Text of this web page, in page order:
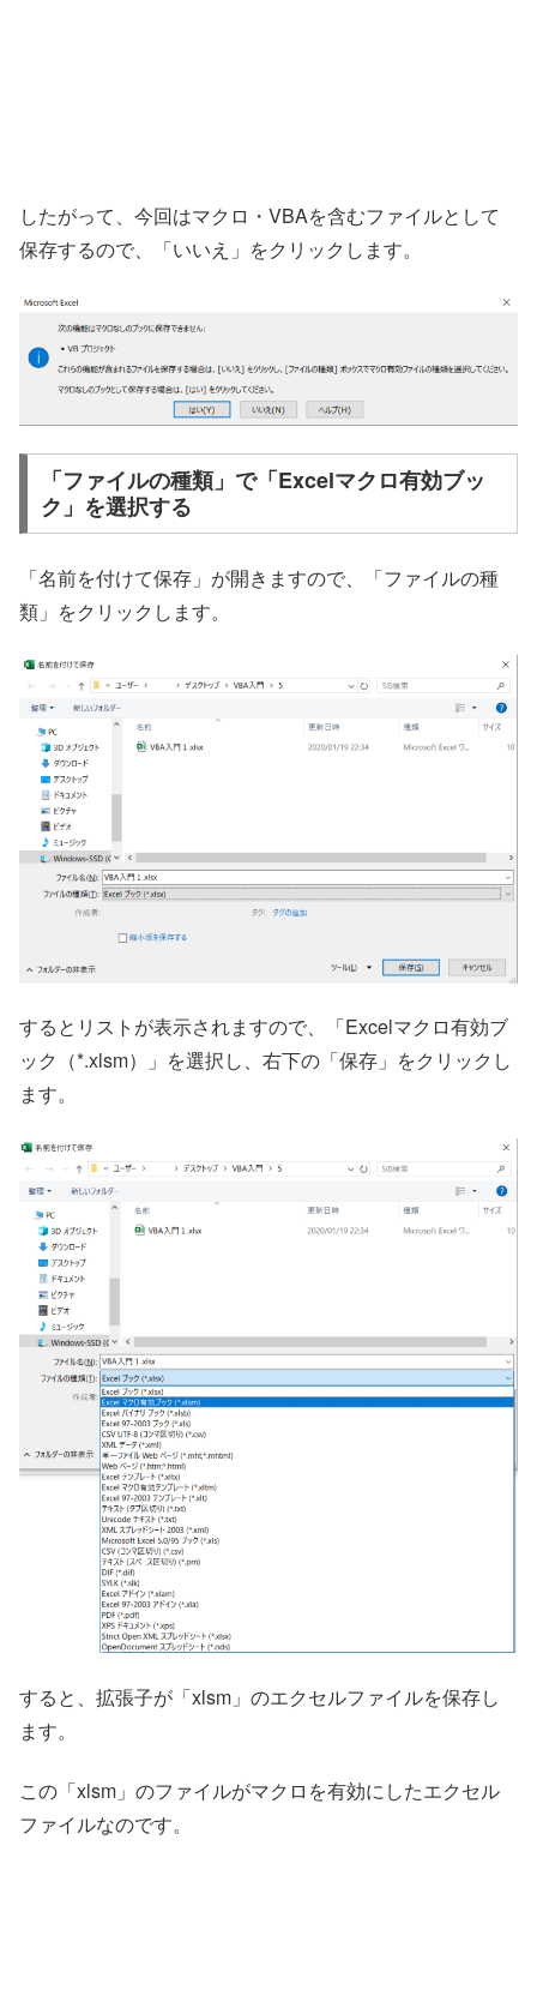
したがって、今回はマクロ・VBAを含むファイルとして
保存するので、「いいえ」をクリックします。
「ファイルの種類」で「Excelマクロ有効ブッ
ク」を選択する
「名前を付けて保存」が開きますので、「ファイルの種
類」をクリックします。
するとリストが表示されますので、「Excelマクロ有効ブ
ック（*.xlsm）」を選択し、右下の「保存」をクリックし
ます。
すると、拡張子が「xlsm」のエクセルファイルを保存し
ます。
この「xlsm」のファイルがマクロを有効にしたエクセル
ファイルなのです。